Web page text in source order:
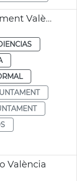
Tastarròs 2026 plaça Ajuntament València
València